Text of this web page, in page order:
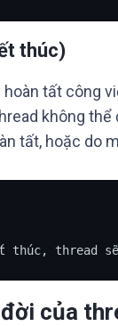
thúc)
hoàn tất công
không
tất, hoặc do
thúc, thread
của